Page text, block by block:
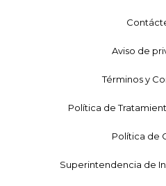
Aviso de
Términos y
Política de
Política de
Superintendencia de